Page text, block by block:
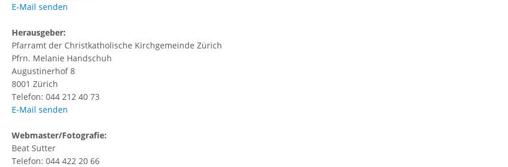
E-Mail senden
Herausgeber:
Pfarramt der Christkatholische Kirchgemeinde Zürich
Pfrn. Melanie Handschuh
Augustinerhof 8
8001 Zürich
Telefon: 044 212 40 73
E-Mail senden
Webmaster/Fotografie:
Beat Sutter
Telefon: 044 422 20 66